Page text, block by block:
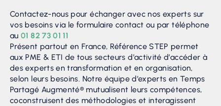
Contactez-nous pour échanger avec nos experts sur
vos besoins via le formulaire contact ou par téléphone
au01 82 73 01 11
Présent partout en France, Référence STEP permet
aux PME & ETI de tous secteurs d’activité d’accéder à
des experts en transformation et en organisation,
selon leurs besoins. Notre équipe d’experts en Temps
Partagé Augmenté® mutualisent leurs compétences,
coconstruisent des méthodologies et interagissent